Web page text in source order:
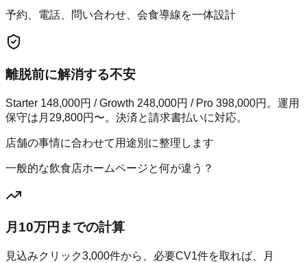
予約、電話、問い合わせ、会食導線を一体設計
離脱前に解消する不安
Starter 148,000円 / Growth 248,000円 / Pro 398,000円。運用
保守は月29,800円〜。決済と請求書払いに対応。
店舗の事情に合わせて用途別に整理します
一般的な飲食店ホームページと何が違う？
月10万円までの計算
見込みクリック3,000件から、必要CV1件を取れば、月